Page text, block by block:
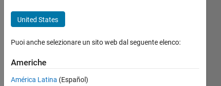
seen:
quasi 2
Attivo
Followers:
United States
Puoi anche selezionare un sito web dal seguente elenco:
Americhe
América Latina (Español)